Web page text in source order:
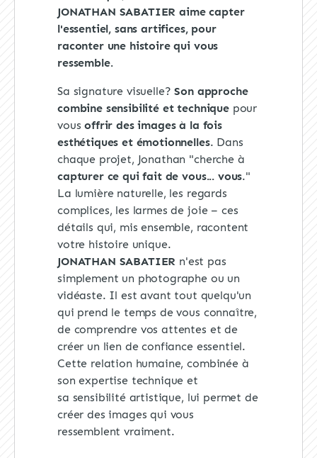
JONATHAN SABATIER aime capter
l'essentiel, sans artifices, pour
raconter une histoire qui vous
ressemble.
Sa signature visuelle?Son approche
combine sensibilité et technique pour
vousoffrir des images à la fois
esthétiques et émotionnelles. Dans
chaque projet, Jonathan "cherche à
capturer ce qui fait de vous... vous."
La lumière naturelle, les regards
complices, les larmes de joie – ces
détails qui, mis ensemble, racontent
votre histoire unique.
JONATHAN SABATIER n'est pas
simplement un photographe ou un
vidéaste. Il est avant tout quelqu'un
qui prend le temps de vous connaître,
de comprendre vos attentes et de
créer un lien de confiance essentiel.
Cette relation humaine, combinée à
son expertise technique et
sa sensibilité artistique, lui permet de
créer des images qui vous
ressemblent vraiment.